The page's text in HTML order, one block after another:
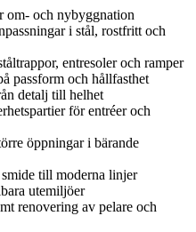
om- och nybyggnation
i stål, rostfritt och
entresoler och ramper
passform och hållfasthet
detalj till helhet
för entréer och
öppningar i bärande
till moderna linjer
utemiljöer
renovering av pelare och